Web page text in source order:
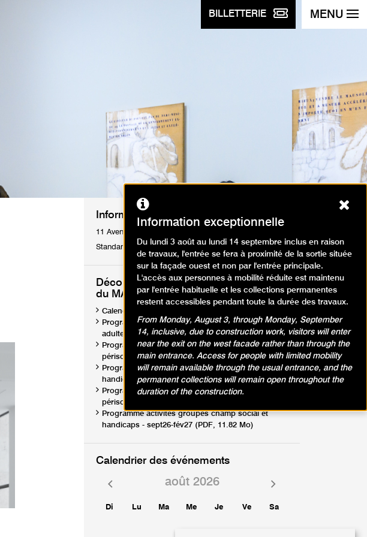
BILLETTERIE MENU
Informations pratiques
11 Avenue du Président Wilson 75116 Paris
Standard : Tél. +33 1 53 67 40 00
Découvrez les programmes d'activités
du MAM Paris !
Calendrier d'activités - avril-août26 (PDF, 1.88 Mo)
Programme activités en famille, enfants, ados,
adultes - avril-août26 (PDF, 12.57 Mo)
Programme activités groupes scolaires,
périscolaires - avril-août26 (PDF, 8.95 Mo)
Programme activités groupes champ social et
handicaps - avril-août26 (PDF, 9.44 Mo)
Programme activités groupes scolaires,
périscolaires - sept26-fév27 (PDF, 6.85 Mo)
Programme activités groupes champ social et
handicaps - sept26-fév27 (PDF, 11.82 Mo)
Calendrier des événements
août 2026
Di Lu Ma Me Je Ve Sa
Mois
Mois
Information exceptionnelle
Du lundi 3 août au lundi 14 septembre inclus en raison
de travaux, l'entrée se fera à proximité de la sortie située
sur la façade ouest et non par l'entrée principale.
L'accès aux personnes à mobilité réduite est maintenu
par l'entrée habituelle et les collections permanentes
restent accessibles pendant toute la durée des travaux.
From Monday, August 3, through Monday, September
14, inclusive, due to construction work, visitors will enter
near the exit on the west facade rather than through the
main entrance. Access for people with limited mobility
will remain available through the usual entrance, and the
permanent collections will remain open throughout the
duration of the construction.